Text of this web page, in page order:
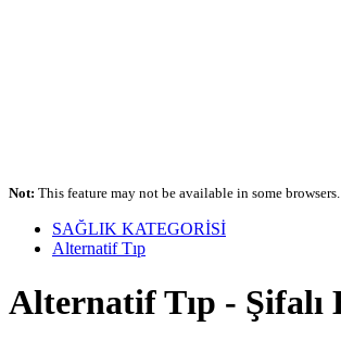
Not: This feature may not be available in some browsers.
SAĞLIK KATEGORİSİ
Alternatif Tıp
Alternatif Tıp -